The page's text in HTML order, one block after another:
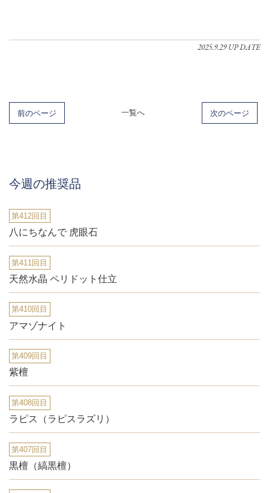
2025.9.29 UP DATE
前のページ 一覧へ 次のページ
今週の推奨品
第412回目
八にちなんで 虎眼石
第411回目
天然水晶 ペリドット仕立
第410回目
アマゾナイト
第409回目
紫檀
第408回目
ラピス（ラピスラズリ）
第407回目
黒檀（縞黒檀）